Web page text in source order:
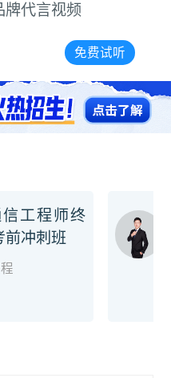
牌代言视频
免费试听
工程师终
前冲刺班